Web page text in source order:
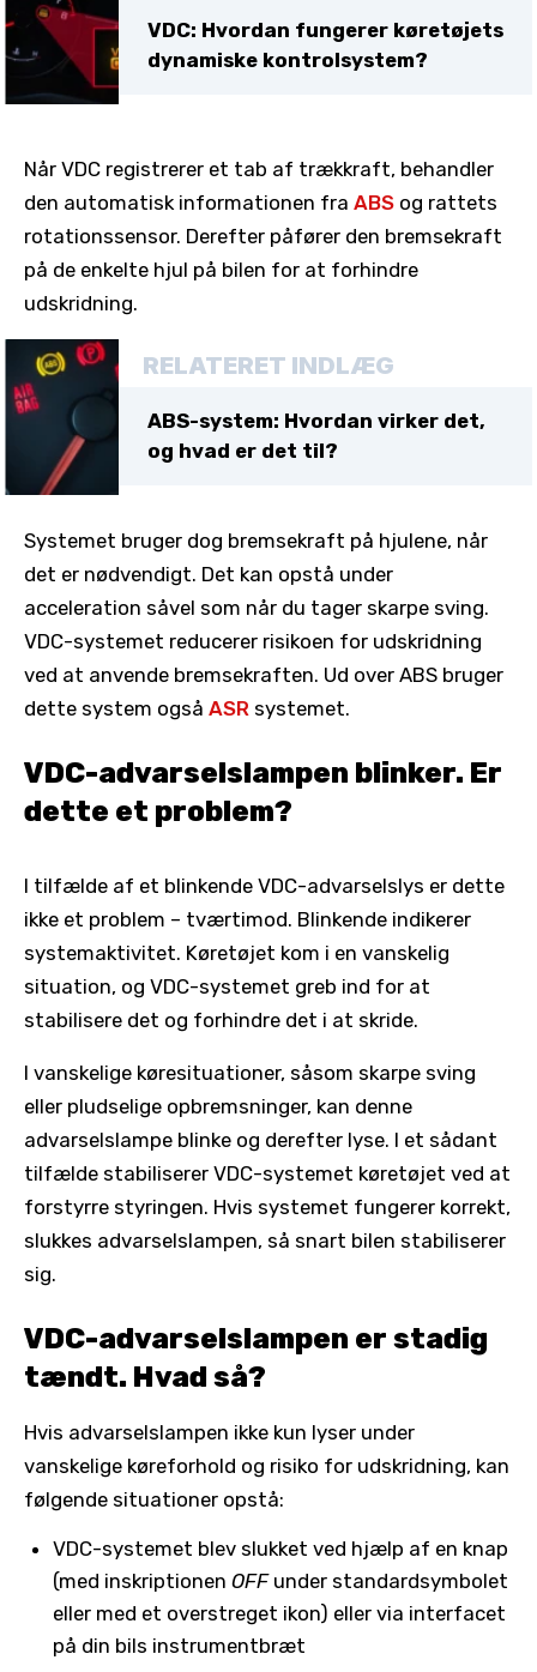
VDC: Hvordan fungerer køretøjets
dynamiske kontrolsystem?
Når VDC registrerer et tab af trækkraft, behandler
den automatisk informationen fra ABS og rattets
rotationssensor. Derefter påfører den bremsekraft
på de enkelte hjul på bilen for at forhindre
udskridning.
RELATERET INDLÆG
ABS-system: Hvordan virker det,
og hvad er det til?
Systemet bruger dog bremsekraft på hjulene, når
det er nødvendigt. Det kan opstå under
acceleration såvel som når du tager skarpe sving.
VDC-systemet reducerer risikoen for udskridning
ved at anvende bremsekraften. Ud over ABS bruger
dette system også ASR systemet.
VDC-advarselslampen blinker. Er
dette et problem?
I tilfælde af et blinkende VDC-advarselslys er dette
ikke et problem – tværtimod. Blinkende indikerer
systemaktivitet. Køretøjet kom i en vanskelig
situation, og VDC-systemet greb ind for at
stabilisere det og forhindre det i at skride.
I vanskelige køresituationer, såsom skarpe sving
eller pludselige opbremsninger, kan denne
advarselslampe blinke og derefter lyse. I et sådant
tilfælde stabiliserer VDC-systemet køretøjet ved at
forstyrre styringen. Hvis systemet fungerer korrekt,
slukkes advarselslampen, så snart bilen stabiliserer
sig.
VDC-advarselslampen er stadig
tændt. Hvad så?
Hvis advarselslampen ikke kun lyser under
vanskelige køreforhold og risiko for udskridning, kan
følgende situationer opstå:
VDC-systemet blev slukket ved hjælp af en knap
(med inskriptionen OFFunder standardsymbolet
eller med et overstreget ikon) eller via interfacet
på din bils instrumentbræt